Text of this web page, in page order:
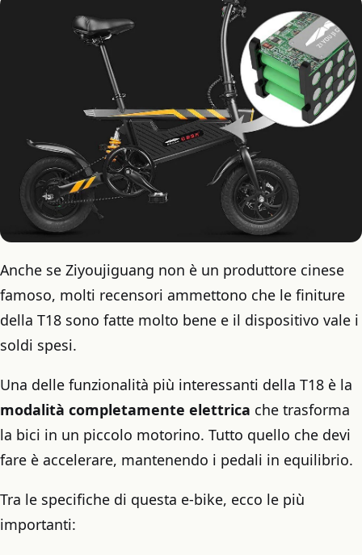
Anche se Ziyoujiguang non è un produttore cinese
famoso, molti recensori ammettono che le finiture
della T18 sono fatte molto bene e il dispositivo vale i
soldi spesi.
Una delle funzionalità più interessanti della T18 è la
modalità completamente elettrica che trasforma
la bici in un piccolo motorino. Tutto quello che devi
fare è accelerare, mantenendo i pedali in equilibrio.
Tra le specifiche di questa e-bike, ecco le più
importanti: